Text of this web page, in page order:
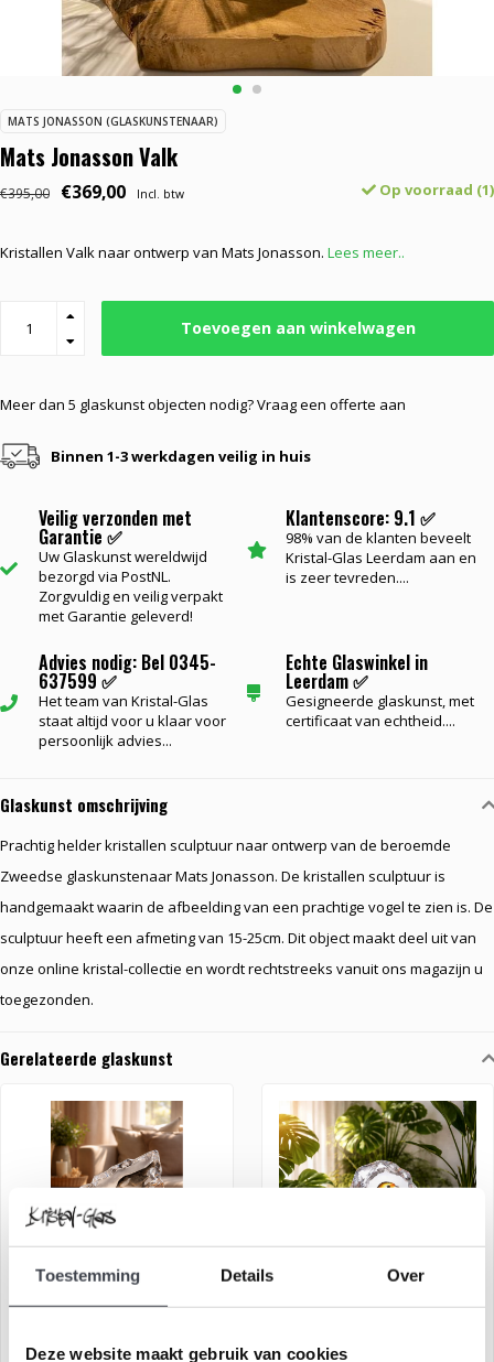
Toestemming Details Over
Deze website maakt gebruik van cookies
MATS JONASSON (GLASKUNSTENAAR)
Mats Jonasson Valk
€395,00 €369,00 Incl. btw Op voorraad (1)
Kristallen Valk naar ontwerp van Mats Jonasson. Lees meer..
Toevoegen aan winkelwagen
Meer dan 5 glaskunst objecten nodig? Vraag een offerte aan
Binnen 1-3 werkdagen veilig in huis
Veilig verzonden met
Garantie ✅
Uw Glaskunst wereldwijd
bezorgd via PostNL.
Zorgvuldig en veilig verpakt
met Garantie geleverd!
Klantenscore: 9.1 ✅
98% van de klanten beveelt
Kristal-Glas Leerdam aan en
is zeer tevreden....
Advies nodig: Bel 0345-
637599 ✅
Het team van Kristal-Glas
staat altijd voor u klaar voor
persoonlijk advies...
Echte Glaswinkel in
Leerdam ✅
Gesigneerde glaskunst, met
certificaat van echtheid....
Glaskunst omschrijving
Prachtig helder kristallen sculptuur naar ontwerp van de beroemde
Zweedse glaskunstenaar Mats Jonasson. De kristallen sculptuur is
handgemaakt waarin de afbeelding van een prachtige vogel te zien is. De
sculptuur heeft een afmeting van 15-25cm. Dit object maakt deel uit van
onze online kristal-collectie en wordt rechtstreeks vanuit ons magazijn u
toegezonden.
Gerelateerde glaskunst